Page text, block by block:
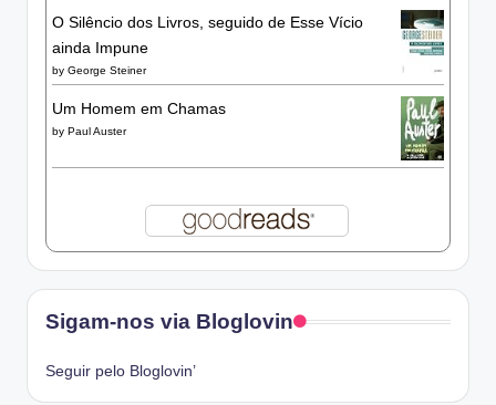
O Silêncio dos Livros, seguido de Esse Vício
ainda Impune
by George Steiner
Um Homem em Chamas
by Paul Auster
Sigam-nos via Bloglovin
Seguir pelo Bloglovin’